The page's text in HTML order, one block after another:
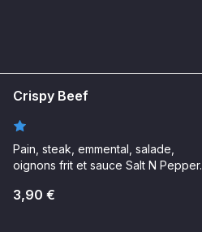
Crispy Beef
Pain, steak, emmental, salade,
oignons frit et sauce Salt N Pepper.
3,90 €